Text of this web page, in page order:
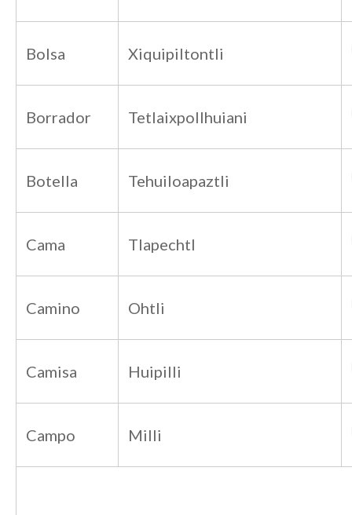
Bolsa Xiquipiltontli
Borrador Tetlaixpollhuiani
Botella Tehuiloapaztli
Cama Tlapechtl
Camino Ohtli
Camisa Huipilli
Campo Milli